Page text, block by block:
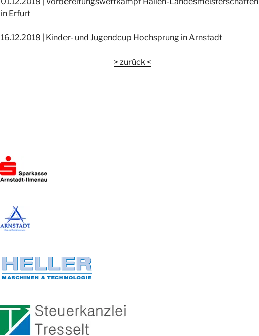
in Erfurt
16.12.2018 | Kinder- und Jugendcup Hochsprung in Arnstadt
> zurück <